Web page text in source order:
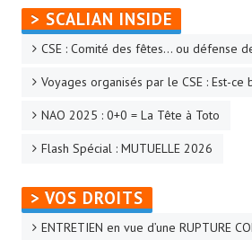
> SCALIAN INSIDE
CSE : Comité des fêtes… ou défense
Voyages organisés par le CSE : Est-ce
NAO 2025 : 0+0 = La Tête à Toto
Flash Spécial : MUTUELLE 2026
> VOS DROITS
ENTRETIEN en vue d’une RUPTURE